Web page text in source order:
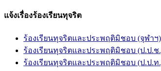
แจ้งเรื่องร้องเรียนทุจริต
ร้องเรียนทุจริตและประพฤติมิชอบ (จุฬาฯ)
ร้องเรียนทุจริตและประพฤติมิชอบ (ป.ป.ช
ร้องเรียนทุจริตและประพฤติมิชอบ (ป.ป.ท